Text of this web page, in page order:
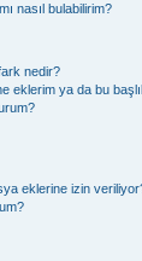
nasıl bulabilirim?
nedir?
eklerim ya da bu
eklerine izin